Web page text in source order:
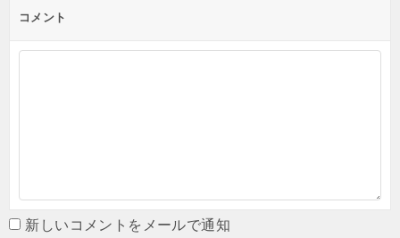
コメント
新しいコメントをメールで通知